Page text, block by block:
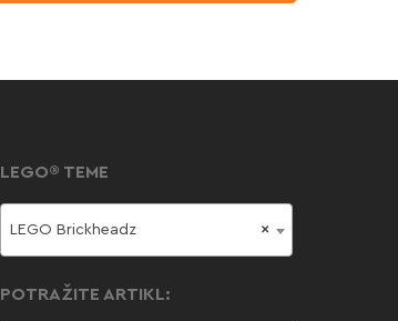
LEGO® TEME
×
LEGO Brickheadz
POTRAŽITE ARTIKL: